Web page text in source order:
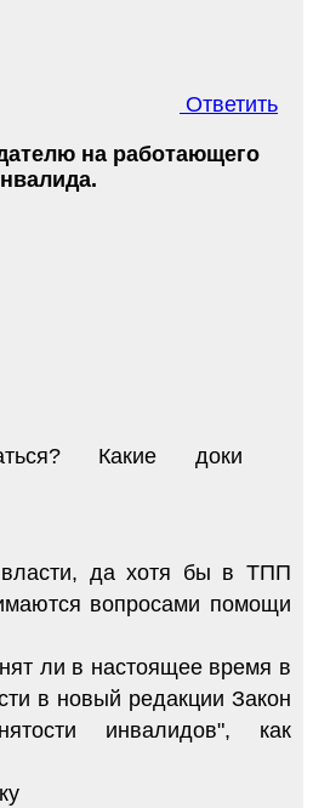
Ответить
на работающего
Какие доки
да хотя бы в ТПП
вопросами помощи
ли в настоящее время в
в новый редакции Закон
инвалидов", как